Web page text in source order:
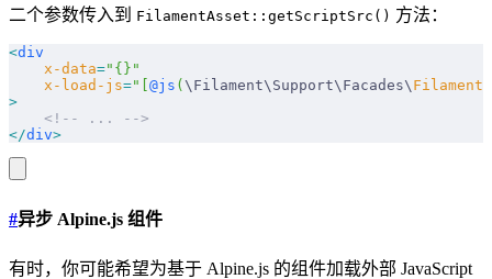
二个参数传入到 FilamentAsset::getScriptSrc() 方法：
<div
    x-data
="{}"
    x-load-js
="[ @js ( \Filament\Support\Facades\
>
    <!-- ... -->
</div>
#异步 Alpine.js 组件
有时，你可能希望为基于 Alpine.js 的组件加载外部 JavaScript